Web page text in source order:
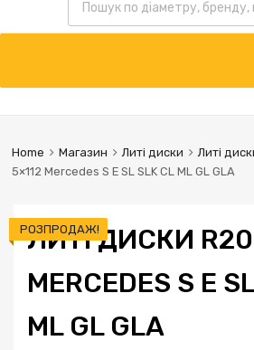
Home Магазин Литі диски Литі
5×112 Mercedes S E SL SLK CL ML GL GLA
ЛИТІ ДИСКИ R20
MERCEDES S E
ML GL GLA
РОЗПРОДАЖ!